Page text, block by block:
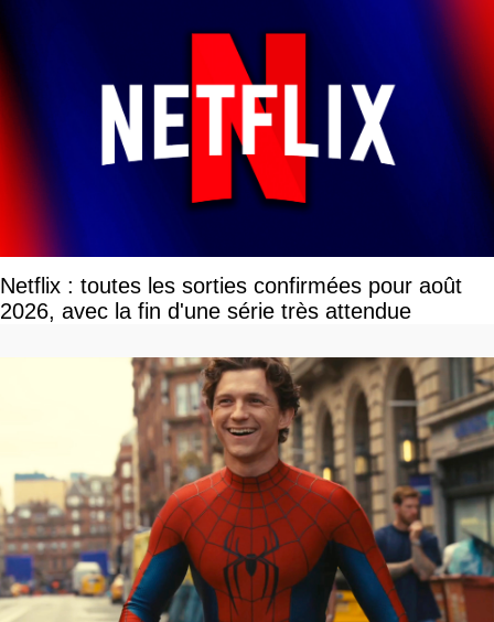
Netflix : toutes les sorties confirmées pour août
2026, avec la fin d'une série très attendue